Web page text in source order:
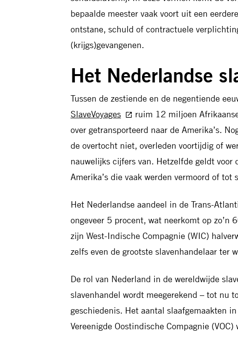
bepaalde meester vaak voort uit een
ontstane, schuld of contractuele
(krijgs)gevangenen.
Het Nederlandse
Tussen de zestiende en de negentiende
SlaveVoyages
ruim 12 miljoen
over getransporteerd naar de Amerika’s.
de overtocht niet, overleden voortijdig of
nauwelijks cijfers van. Hetzelfde geldt voor
Amerika’s die vaak werden vermoord of tot
Het Nederlandse aandeel in de Trans-
ongeveer 5 procent, wat neerkomt op
zijn West-Indische Compagnie (WIC)
zelfs even de grootste slavenhandelaar ter
De rol van Nederland in de wereldwijde
slavenhandel wordt meegerekend – tot nu
geschiedenis. Het aantal slaafgemaakten
Vereenigde Oostindische Compagnie